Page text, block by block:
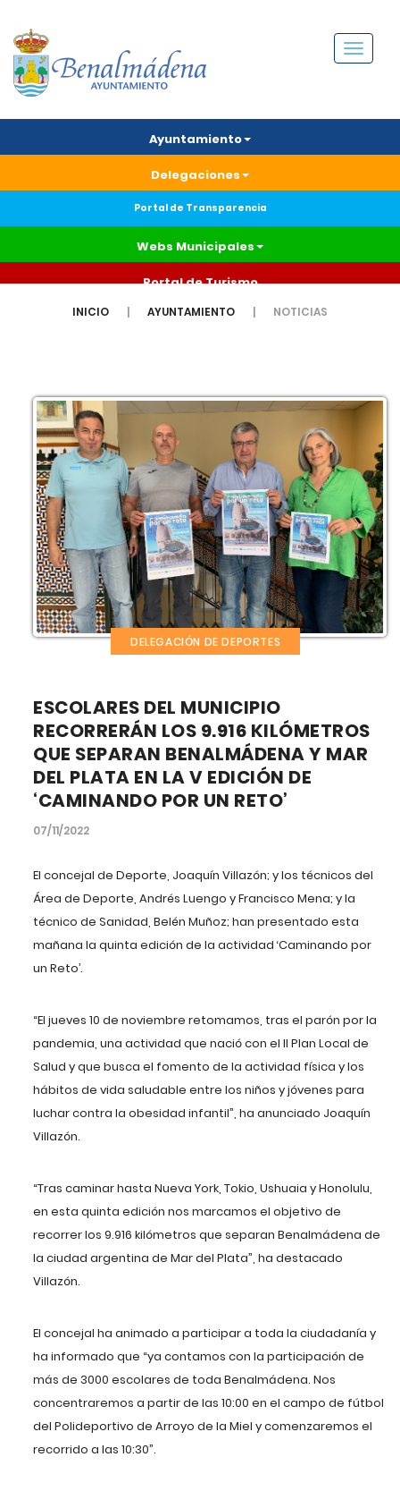
Menú
Ayuntamiento
Delegaciones
Portal de Transparencia
Webs Municipales
Portal de Turismo
INICIO AYUNTAMIENTO NOTICIAS
DELEGACIÓN DE DEPORTES
ESCOLARES DEL MUNICIPIO
RECORRERÁN LOS 9.916 KILÓMETROS
QUE SEPARAN BENALMÁDENA Y MAR
DEL PLATA EN LA V EDICIÓN DE
‘CAMINANDO POR UN RETO’
07/11/2022
El concejal de Deporte, Joaquín Villazón; y los técnicos del
Área de Deporte, Andrés Luengo y Francisco Mena; y la
técnico de Sanidad, Belén Muñoz; han presentado esta
mañana la quinta edición de la actividad ‘Caminando por
un Reto’.
“El jueves 10 de noviembre retomamos, tras el parón por la
pandemia, una actividad que nació con el II Plan Local de
Salud y que busca el fomento de la actividad física y los
hábitos de vida saludable entre los niños y jóvenes para
luchar contra la obesidad infantil”, ha anunciado Joaquín
Villazón.
“Tras caminar hasta Nueva York, Tokio, Ushuaia y Honolulu,
en esta quinta edición nos marcamos el objetivo de
recorrer los 9.916 kilómetros que separan Benalmádena de
la ciudad argentina de Mar del Plata”, ha destacado
Villazón.
El concejal ha animado a participar a toda la ciudadanía y
ha informado que “ya contamos con la participación de
más de 3000 escolares de toda Benalmádena. Nos
concentraremos a partir de las 10:00 en el campo de fútbol
del Polideportivo de Arroyo de la Miel y comenzaremos el
recorrido a las 10:30”.